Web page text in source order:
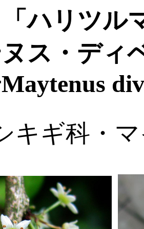
「ハリツル
ス・ディ
キギ科・